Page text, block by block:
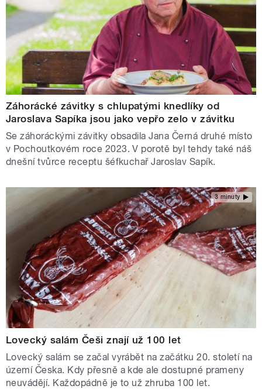
Záhorácké závitky s chlupatými knedlíky od
Jaroslava Sapíka jsou jako vepřo zelo v závitku
Se záhoráckými závitky obsadila Jana Černá druhé místo
v Pochoutkovém roce 2023. V porotě byl tehdy také náš
dnešní tvůrce receptu šéfkuchař Jaroslav Sapík.
3 minuty
Lovecký salám Češi znají už 100 let
Lovecký salám se začal vyrábět na začátku 20. století na
území Česka. Kdy přesně a kde ale dostupné prameny
neuvádějí. Každopádně je to už zhruba 100 let.